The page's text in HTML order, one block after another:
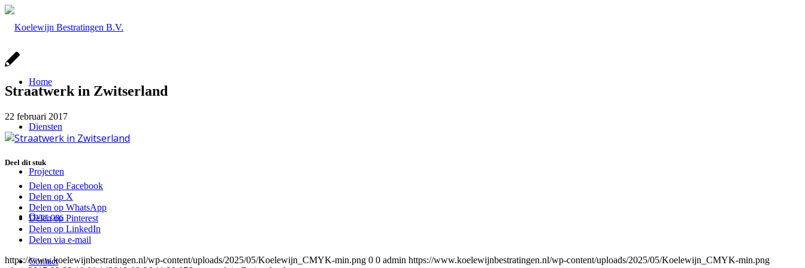
Home
Diensten
Projecten
Over ons
Contact
Straatwerk in Zwitserland
22 februari 2017
Deel dit stuk
Delen op Facebook
Delen op X
Delen op WhatsApp
Delen op Pinterest
Delen op LinkedIn
Delen via e-mail
https://www.koelewijnbestratingen.nl/wp-content/uploads/2025/05/Koelewijn_CMYK-min.png 0 0 admin https://www.koelewijnbestratingen.nl/wp-content/uploads/2025/05/Koelewijn_CMYK-min.png